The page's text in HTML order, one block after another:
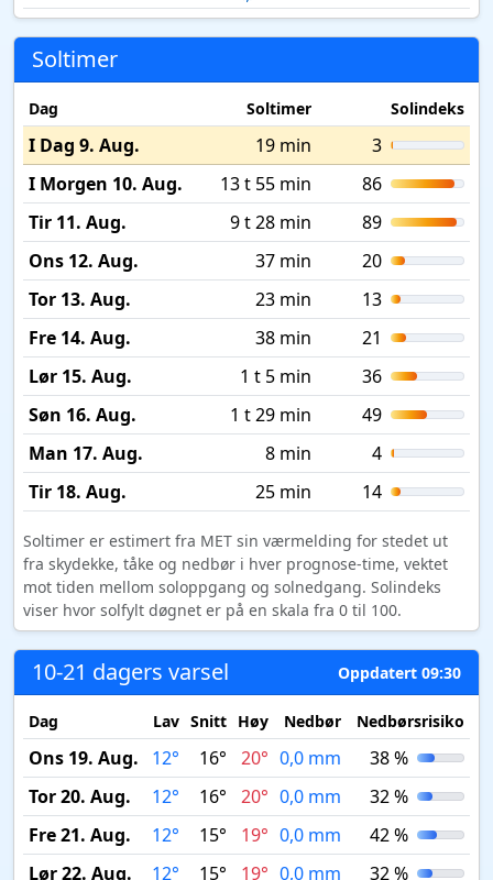
Soltimer
Dag Soltimer Solindeks
I Dag 9. Aug. 19 min
3
I Morgen 10. Aug.
13 t 55 min
86
Tir 11. Aug.
9 t 28 min
89
Ons 12. Aug.
37 min
20
Tor 13. Aug.
23 min
13
Fre 14. Aug.
38 min
21
Lør 15. Aug.
1 t 5 min
36
Søn 16. Aug.
1 t 29 min
49
Man 17. Aug.
8 min
4
Tir 18. Aug.
25 min 14
Soltimer er estimert fra MET sin værmelding for stedet ut
fra skydekke, tåke og nedbør i hver prognose-time, vektet
mot tiden mellom soloppgang og solnedgang. Solindeks
viser hvor solfylt døgnet er på en skala fra 0 til 100.
10-21 dagers varsel Oppdatert 09:30
Dag Lav Snitt Høy Nedbør Nedbørsrisiko
Ons 19. Aug. 12° 16° 20° 0,0 mm
38 %
Tor 20. Aug.
12° 16° 20° 0,0 mm
32 %
Fre 21. Aug.
12° 15° 19° 0,0 mm
42 %
Lør 22. Aug.
12° 15° 19° 0,0 mm 32 %